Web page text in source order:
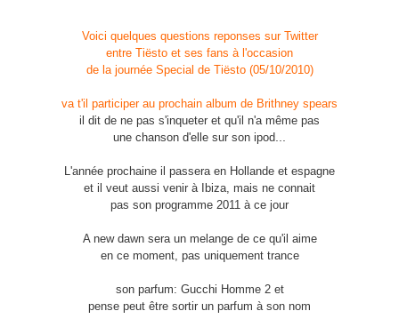
Voici quelques questions reponses sur Twitter
entre Tiësto et ses fans à l'occasion
de la journée Special de Tiësto (05/10/2010)
va t'il participer au prochain album de Brithney spears
il dit de ne pas s'inqueter et qu'il n'a même pas
une chanson d'elle sur son ipod
L'année prochaine il passera en Hollande et espagne
et il veut aussi venir à Ibiza, mais ne connait
pas son programme 2011 à ce jour
A new dawn sera un melange de ce qu'il aime
en ce moment, pas uniquement trance
son parfum: Gucchi Homme 2 et
pense peut être sortir un parfum à son nom